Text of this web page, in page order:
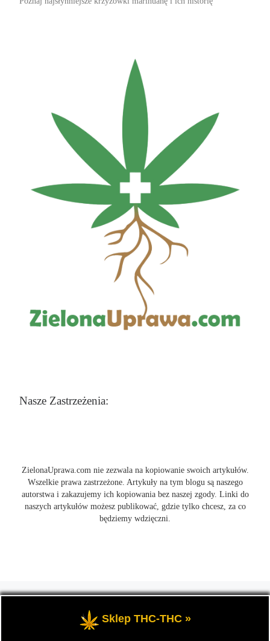
Nasze Zastrzeżenia:
ZielonaUprawa.com nie zezwala na kopiowanie swoich artykułów.
Wszelkie prawa zastrzeżone. Artykuły na tym blogu są naszego
autorstwa i zakazujemy ich kopiowania bez naszej zgody. Linki do
naszych artykułów możesz publikować, gdzie tylko chcesz, za co
będziemy wdzięczni.
wszystko o uprawie i hodowli marihunay, roślin konopi indoor
oraz outdoor.
Sklep THC-THC »